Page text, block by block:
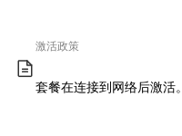
激活政策
套餐在连接到网络后激活。